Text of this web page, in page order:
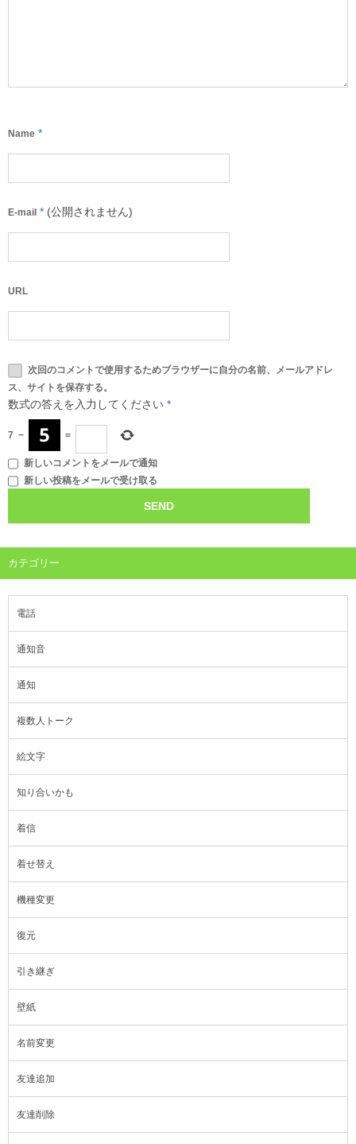
Name *
E-mail * (公開されません)
URL
次回のコメントで使用するためブラウザーに自分の名前、メールアドレ
ス、サイトを保存する。
数式の答えを入力してください *
7 − =
新しいコメントをメールで通知
新しい投稿をメールで受け取る
カテゴリー
電話
通知音
通知
複数人トーク
絵文字
知り合いかも
着信
着せ替え
機種変更
復元
引き継ぎ
壁紙
名前変更
友達追加
友達削除